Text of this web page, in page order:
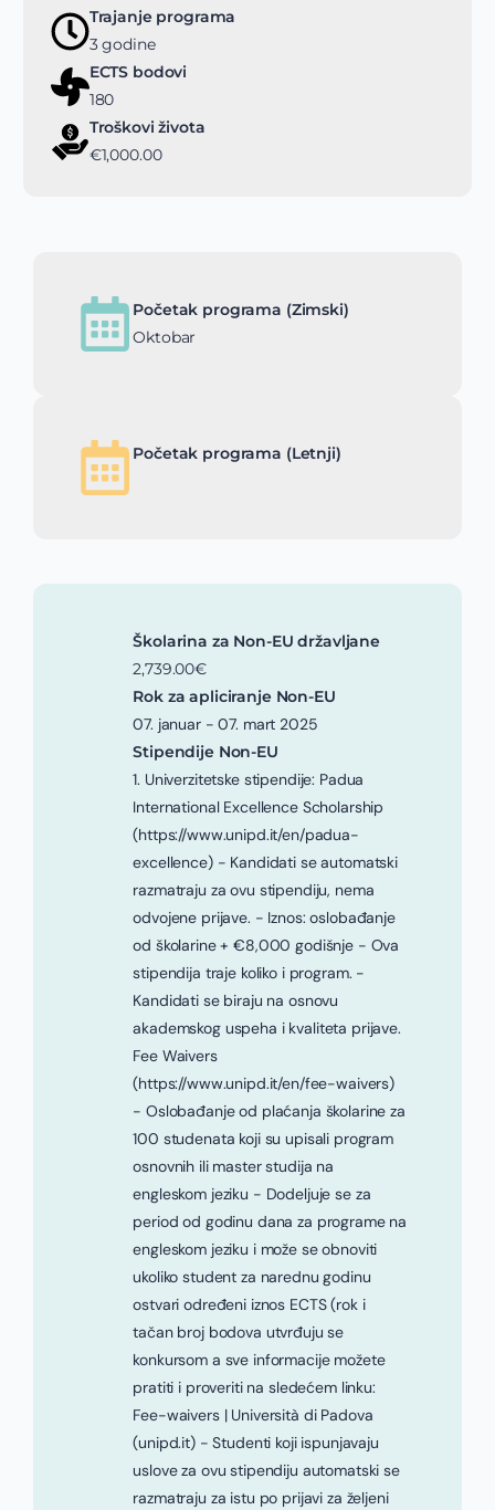
Trajanje programa
3 godine
ECTS bodovi
180
Troškovi života
€1,000.00
Početak programa (Zimski)
Oktobar
Početak programa (Letnji)
Školarina za Non-EU državljane
2,739.00€
Rok za apliciranje Non-EU
07. januar - 07. mart 2025
Stipendije Non-EU
1. Univerzitetske stipendije: Padua
International Excellence Scholarship
(https://www.unipd.it/en/padua-
excellence) - Kandidati se automatski
razmatraju za ovu stipendiju, nema
odvojene prijave. - Iznos: oslobađanje
od školarine + €8,000 godišnje - Ova
stipendija traje koliko i program. -
Kandidati se biraju na osnovu
akademskog uspeha i kvaliteta prijave.
Fee Waivers
(https://www.unipd.it/en/fee-waivers)
- Oslobađanje od plaćanja školarine za
100 studenata koji su upisali program
osnovnih ili master studija na
engleskom jeziku - Dodeljuje se za
period od godinu dana za programe na
engleskom jeziku i može se obnoviti
ukoliko student za narednu godinu
ostvari određeni iznos ECTS (rok i
tačan broj bodova utvrđuju se
konkursom a sve informacije možete
pratiti i proveriti na sledećem linku:
Fee-waivers | Università di Padova
(unipd.it) - Studenti koji ispunjavaju
uslove za ovu stipendiju automatski se
razmatraju za istu po prijavi za željeni